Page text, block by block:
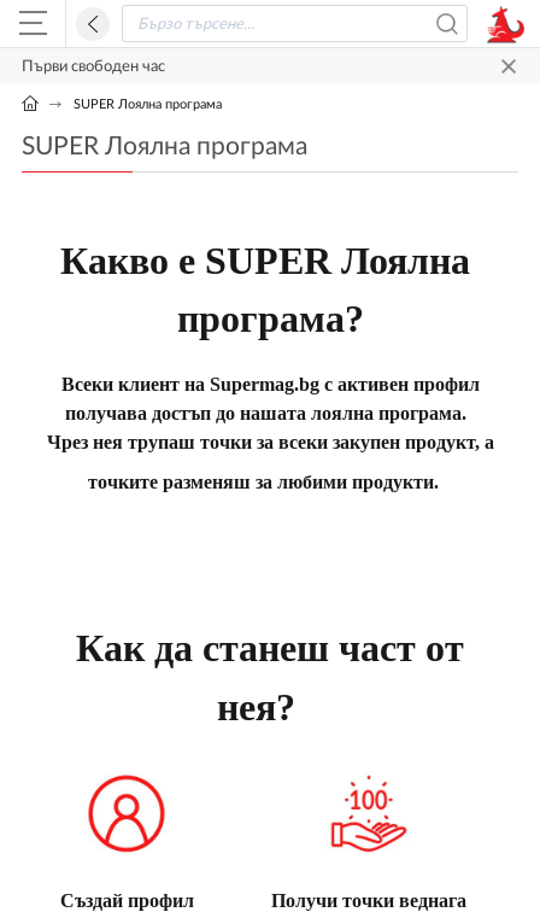
Първи свободен час
SUPER Лоялна програма
SUPER Лоялна програма
Какво е SUPER Лоялна
програма?
Всеки клиент на Supermag.bg с активен профил
получава достъп до нашата лоялна програма.
Чрез нея трупаш точки за всеки закупен продукт, а
точките разменяш за любими продукти.
Как да станеш част от
нея?
Създай профил Получи точки веднага